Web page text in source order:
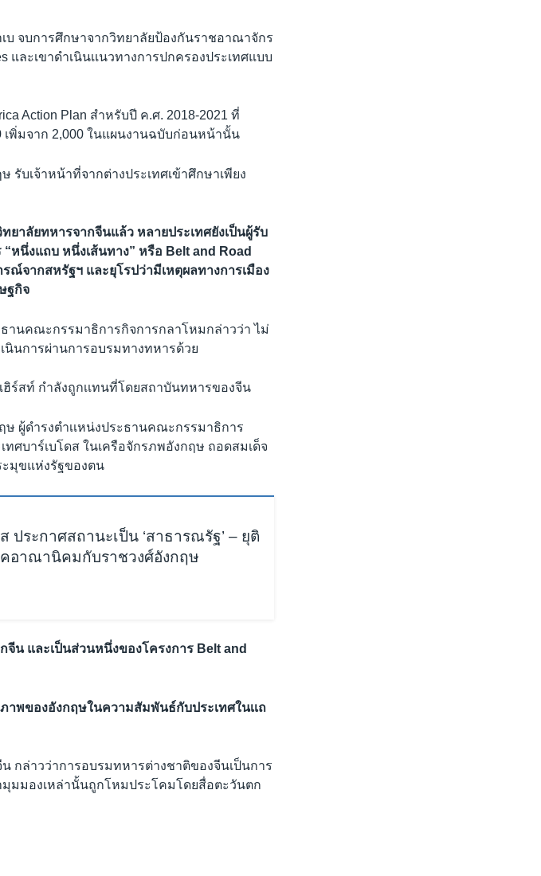
บ จบการศึกษาจากวิทยาลัยป้องกันราชอาณาจักร
และเขาดำเนินเเนวทางการปกครองประเทศแบบ
Action Plan สำหรับปี ค.ศ. 2018-2021 ที่
พิ่มจาก 2,000 ในแผนงานฉบับก่อนหน้านั้น
รับเจ้าหน้าที่จากต่างประเทศเข้าศึกษาเพียง
าลัยทหารจากจีนแล้ว หลายประเทศยังเป็นผู้รับ
หนึ่งแถบ หนึ่งเส้นทาง” หรือ Belt and Road
ณ์จากสหรัฐฯ และยุโรปว่ามีเหตุผลทางการเมือง
ฐกิจ
านคณะกรรมาธิการกิจการกลาโหมกล่าวว่า ไม่
นินการผ่านการอบรมทางทหารด้วย
ร์สท์ กำลังถูกเเทนที่โดยสถาบันทหารของจีน
ษ ผู้ดำรงตำเเหน่งประธานคณะกรรมาธิการ
ศบาร์เบโดส ในเครือจักรภพอังกฤษ ถอดสมเด็จ
ะมุขแห่งรัฐของตน
ประกาศสถานะเป็น ‘สาธารณรัฐ’ – ยุติ
อาณานิคมกับราชวงศ์อังกฤษ
น และเป็นส่วนหนึ่งของโครงการ Belt and
พของอังกฤษในความสัมพันธ์กับประเทศในเเถ
กล่าวว่าการอบรมทหารต่างชาติของจีนเป็นการ
มมองเหล่านั้นถูกโหมประโคมโดยสื่อตะวันตก